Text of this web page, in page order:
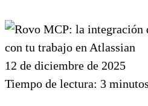
12 de diciembre de 2025
Tiempo de lectura: 3 minutos